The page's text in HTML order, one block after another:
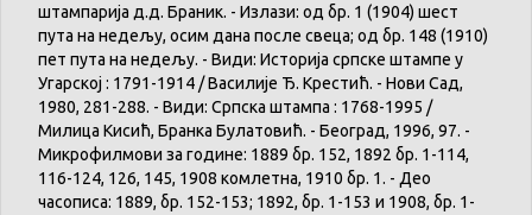
штампарија д.д. Браник. - Излази: од бр. 1 (1904) шест
пута на недељу, осим дана после свеца; од бр. 148 (1910)
пет пута на недељу. - Види: Историја српске штампе у
Угарској : 1791-1914 / Василије Ђ. Крестић. - Нови Сад,
1980, 281-288. - Види: Српска штампа : 1768-1995 /
Милица Кисић, Бранка Булатовић. - Београд, 1996, 97. -
Микрофилмови за године: 1889 бр. 152, 1892 бр. 1-114,
116-124, 126, 145, 1908 комлетна, 1910 бр. 1. - Део
часописа: 1889, бр. 152-153; 1892, бр. 1-153 и 1908, бр. 1-